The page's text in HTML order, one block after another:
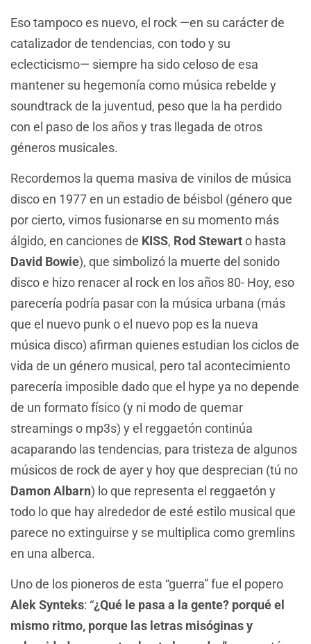
Eso tampoco es nuevo, el rock —en su carácter de
catalizador de tendencias, con todo y su
eclecticismo— siempre ha sido celoso de esa
mantener su hegemonía como música rebelde y
soundtrack de la juventud, peso que la ha perdido
con el paso de los años y tras llegada de otros
géneros musicales.
Recordemos la quema masiva de vinilos de música
disco en 1977 en un estadio de béisbol (género que
por cierto, vimos fusionarse en su momento más
álgido, en canciones de KISS, Rod Stewarto hasta
David Bowie), que simbolizó la muerte del sonido
disco e hizo renacer al rock en los años 80- Hoy, eso
parecería podría pasar con la música urbana (más
que el nuevo punk o el nuevo pop es la nueva
música disco) afirman quienes estudian los ciclos de
vida de un género musical, pero tal acontecimiento
parecería imposible dado que el hype ya no depende
de un formato físico (y ni modo de quemar
streamings o mp3s) y el reggaetón continúa
acaparando las tendencias, para tristeza de algunos
músicos de rock de ayer y hoy que desprecian (tú no
Damon Albarn) lo que representa el reggaetón y
todo lo que hay alrededor de esté estilo musical que
parece no extinguirse y se multiplica como gremlins
en una alberca.
Uno de los pioneros de esta “guerra” fue el popero
Alek Synteks: “¿Qué le pasa a la gente? porqué el
mismo ritmo, porque las letras misóginas y